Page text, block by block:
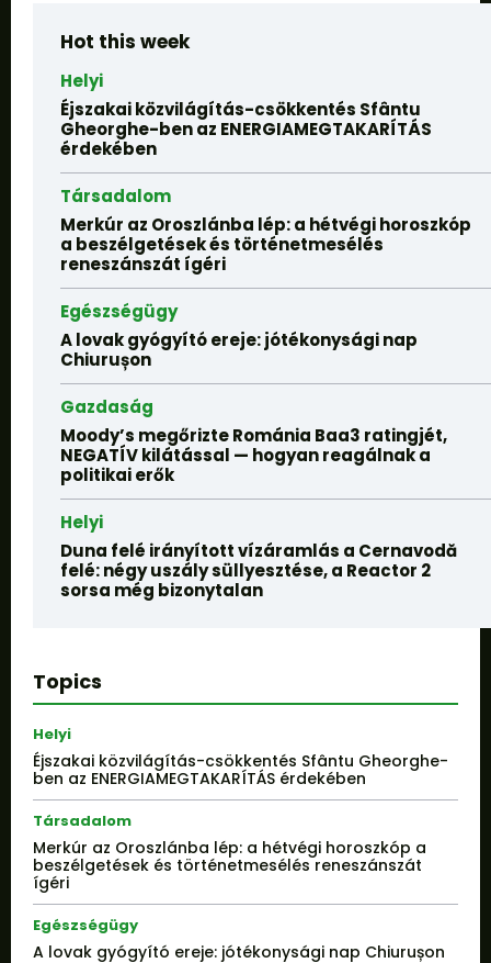
Hot this week
Helyi
Éjszakai közvilágítás-csökkentés Sfântu
Gheorghe-ben az ENERGIAMEGTAKARÍTÁS
érdekében
Társadalom
Merkúr az Oroszlánba lép: a hétvégi horoszkóp
a beszélgetések és történetmesélés
reneszánszát ígéri
Egészségügy
A lovak gyógyító ereje: jótékonysági nap
Chiurușon
Gazdaság
Moody’s megőrizte Románia Baa3 ratingjét,
NEGATÍV kilátással — hogyan reagálnak a
politikai erők
Helyi
Duna felé irányított vízáramlás a Cernavodă
felé: négy uszály süllyesztése, a Reactor 2
sorsa még bizonytalan
Topics
Helyi
Éjszakai közvilágítás-csökkentés Sfântu Gheorghe-
ben az ENERGIAMEGTAKARÍTÁS érdekében
Társadalom
Merkúr az Oroszlánba lép: a hétvégi horoszkóp a
beszélgetések és történetmesélés reneszánszát
ígéri
Egészségügy
A lovak gyógyító ereje: jótékonysági nap Chiurușon